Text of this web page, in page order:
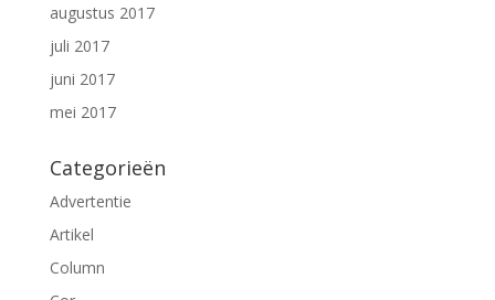
augustus 2017
juli 2017
juni 2017
mei 2017
Categorieën
Advertentie
Artikel
Column